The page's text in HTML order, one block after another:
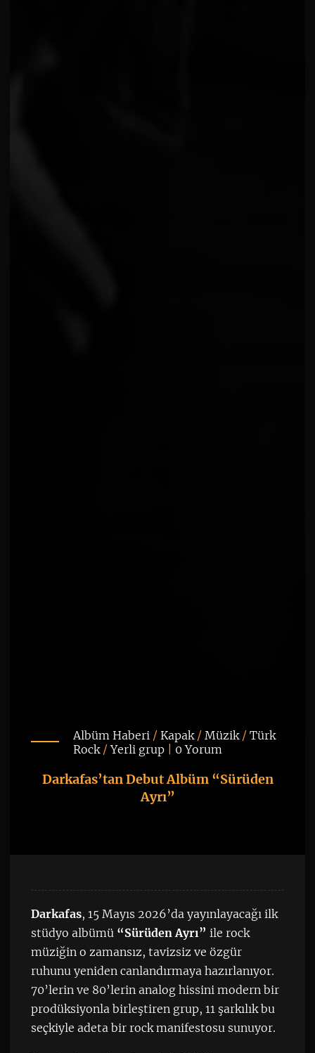
Albüm Haberi/ Kapak/ Müzik/ Türk
Rock/Yerli grup| 0 Yorum
Darkafas’tan Debut Albüm “Sürüden
Ayrı”
Darkafas, 15 Mayıs 2026’da yayınlayacağı ilk
stüdyo albümü “Sürüden Ayrı” ile rock
müziğin o zamansız, tavizsiz ve özgür
ruhunu yeniden canlandırmaya hazırlanıyor.
70’lerin ve 80’lerin analog hissini modern bir
prodüksiyonla birleştiren grup, 11 şarkılık bu
seçkiyle adeta bir rock manifestosu sunuyor.